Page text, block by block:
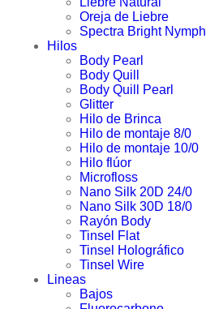
Oreja de Liebre
Spectra Bright Nymph
Hilos
Body Pearl
Body Quill
Body Quill Pearl
Glitter
Hilo de Brinca
Hilo de montaje 8/0
Hilo de montaje 10/0
Hilo flúor
Microfloss
Nano Silk 20D 24/0
Nano Silk 30D 18/0
Rayón Body
Tinsel Flat
Tinsel Holográfico
Tinsel Wire
Lineas
Bajos